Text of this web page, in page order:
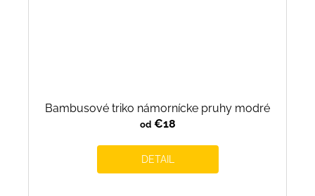
Bambusové triko námornícke pruhy modré
od€18
DETAIL